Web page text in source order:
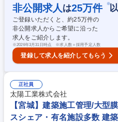
客への営業…クライアント組織状態に
強み】 登録している派遣社員1400人
を占めます。整備士需要が高まる中で
ることに強みがあります。 募集職種 【仙台】営業(課長候補)*業界No,1実
績(自動車整備)/土日祝休/報奨金制度あり
非公開求人 は25万件 ※
ご登録いただくと、約25万件の
非公開求人からご希望に沿った
求人をご紹介します。
※2026年3月31日時点 ※求人数＝採用予定人数
登録して求人を紹介してもらう
正社員
太陽工業株式会社
【宮城】建築施工管理/大型
スシェア・有名施設多数 建